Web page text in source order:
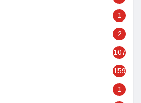
1
2
107
159
1